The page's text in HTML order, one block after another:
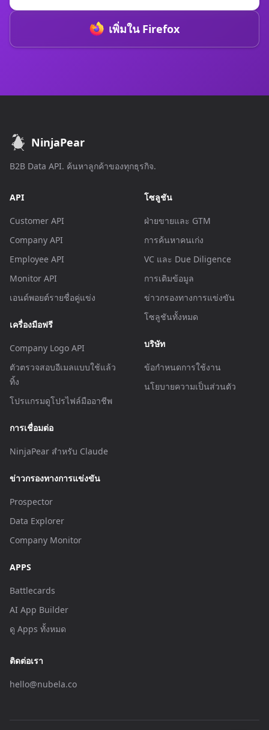
เพิ่มใน Firefox
NinjaPear
B2B Data API. ค้นหาลูกค้าของทุกธุรกิจ.
API
Customer API
Company API
Employee API
Monitor API
เอนด์พอยต์รายชื่อคู่แข่ง
เครื่องมือฟรี
Company Logo API
ตัวตรวจสอบอีเมลแบบใช้แล้ว
ทิ้ง
โปรแกรมดูโปรไฟล์มืออาชีพ
การเชื่อมต่อ
NinjaPear สำหรับ Claude
ข่าวกรองทางการแข่งขัน
Prospector
Data Explorer
Company Monitor
APPS
Battlecards
AI App Builder
ดู Apps ทั้งหมด
โซลูชัน
ฝ่ายขายและ GTM
การค้นหาคนเก่ง
VC และ Due Diligence
การเติมข้อมูล
ข่าวกรองทางการแข่งขัน
โซลูชันทั้งหมด
บริษัท
ข้อกำหนดการใช้งาน
นโยบายความเป็นส่วนตัว
ติดต่อเรา
hello@nubela.co